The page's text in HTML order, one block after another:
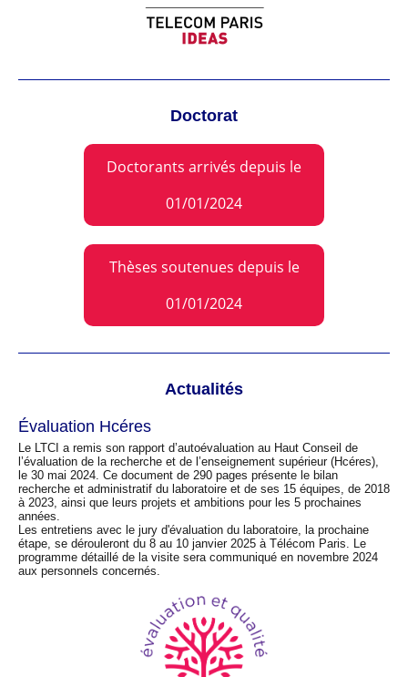
Doctorat
Doctorants arrivés depuis le
01/01/2024
Thèses soutenues depuis le
01/01/2024
Actualités
Évaluation Hcéres
Le LTCI a remis son rapport d’autoévaluation au Haut Conseil de
l’évaluation de la recherche et de l’enseignement supérieur (Hcéres),
le 30 mai 2024. Ce document de 290 pages présente le bilan
recherche et administratif du laboratoire et de ses 15 équipes, de 2018
à 2023, ainsi que leurs projets et ambitions pour les 5 prochaines
années.
Les entretiens avec le jury d'évaluation du laboratoire, la prochaine
étape, se dérouleront du 8 au 10 janvier 2025 à Télécom Paris. Le
programme détaillé de la visite sera communiqué en novembre 2024
aux personnels concernés.